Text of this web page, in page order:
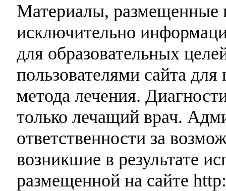
Материалы, размещенные
исключительно
для образовательных
пользователями сайта
метода лечения.
только лечащий врач.
ответственности за
возникшие в результате
размещенной на сайте